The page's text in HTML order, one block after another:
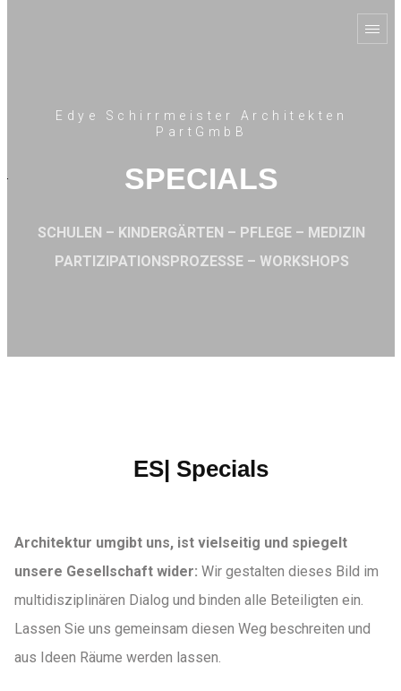
Edye Schirrmeister Architekten
PartGmbB
SPECIALS
SCHULEN – KINDERGÄRTEN – PFLEGE – MEDIZIN
PARTIZIPATIONSPROZESSE – WORKSHOPS
ES| Specials
Architektur umgibt uns, ist vielseitig und spiegelt
unsere Gesellschaft wider: Wir gestalten dieses Bild im
multidisziplinären Dialog und binden alle Beteiligten ein.
Lassen Sie uns gemeinsam diesen Weg beschreiten und
aus Ideen Räume werden lassen.